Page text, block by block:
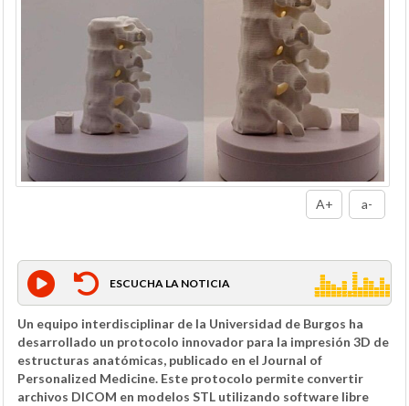
A+ a-
ESCUCHA LA NOTICIA
Un equipo interdisciplinar de la Universidad de Burgos ha
desarrollado un protocolo innovador para la impresión 3D de
estructuras anatómicas, publicado en el Journal of
Personalized Medicine. Este protocolo permite convertir
archivos DICOM en modelos STL utilizando software libre